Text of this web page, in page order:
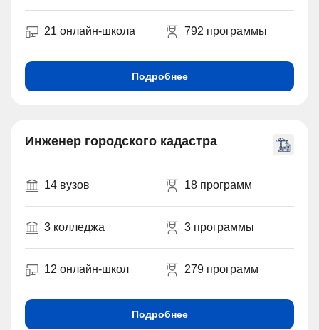
21 онлайн-школа 792 программы
Подробнее
Инженер городского кадастра
14 вузов 18 программ
3 колледжа 3 программы
12 онлайн-школ 279 программ
Подробнее